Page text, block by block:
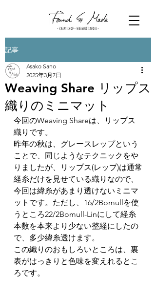
記事
Weaving Share リップス
織りのミニマット
Asako Sano
2025年3月7日
今回のWeaving Shareは、リップス
織りです。
昨年の秋は、グレースレップという
ことで、同じようなテクニックをや
りましたが、リップス(レップ)は通常
経糸だけを見せている織りなので、
今回は緯糸があまり透けないミニマ
ットです。ただし、16/2Bomullを使
うところ22/2Bomull-Linにして経糸
本数を本来より少ない整経にしたの
で、多少緯糸透けます。
この織りのおもしろいところは、裏
表がはっきりと色味を変えれるとこ
ろです。